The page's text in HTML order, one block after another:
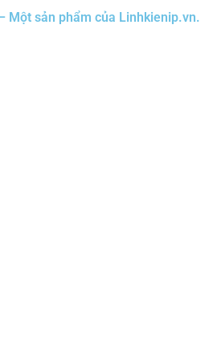
Một sản phẩm của Linhkienip.vn.